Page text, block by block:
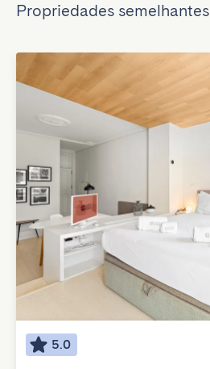
Propriedades semelhantes
5.0